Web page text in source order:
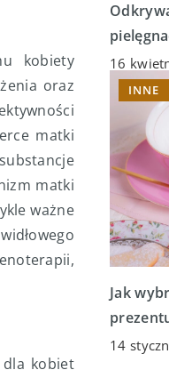
kobiety
oraz
matki
matki
ważne
kobiet
16
INNE
Jak
14